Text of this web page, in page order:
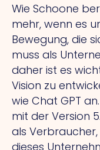
Wie Schoone
mehr, wenn es
Bewegung, die
muss als
daher ist es
Vision zu
wie Chat GPT
mit der Version
als
dieses